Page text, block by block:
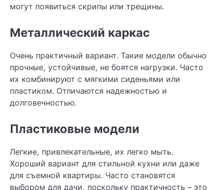
могут появиться скрипы или трещины.
Металлический каркас
Очень практичный вариант. Такие модели обычно
прочные, устойчивые, не боятся нагрузки. Часто
их комбинируют с мягкими сиденьями или
пластиком. Отличаются надежностью и
долговечностью.
Пластиковые модели
Легкие, привлекательные, их легко мыть.
Хороший вариант для стильной кухни или даже
для съемной квартиры. Часто становятся
выбором для дачи, поскольку практичность – это